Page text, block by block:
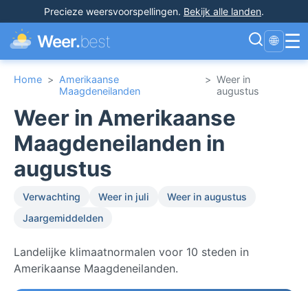
Precieze weersvoorspellingen. Bekijk alle landen.
Weer.best 🌐 ☰
Home > Amerikaanse
Maagdeneilanden
> Weer in
augustus
Weer in Amerikaanse
Maagdeneilanden in
augustus
Verwachting Weer in juli
Weer in augustus
Jaargemiddelden
Landelijke klimaatnormalen voor 10 steden in
Amerikaanse Maagdeneilanden.